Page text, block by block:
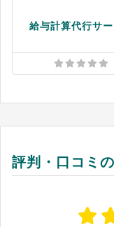
PROSRVには
は、前月や当月
また、マイナン
提携社労士と連
とが可能です。
給与計算代行サ
評判・口コミ